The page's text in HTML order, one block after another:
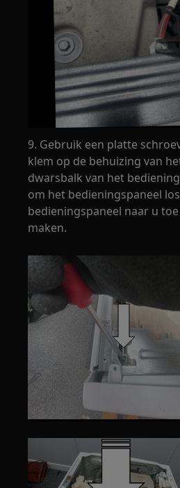
9. Gebruik een platte
klem op de behuizing van
dwarsbalk van het
om het bedieningspaneel
bedieningspaneel naar u
maken.